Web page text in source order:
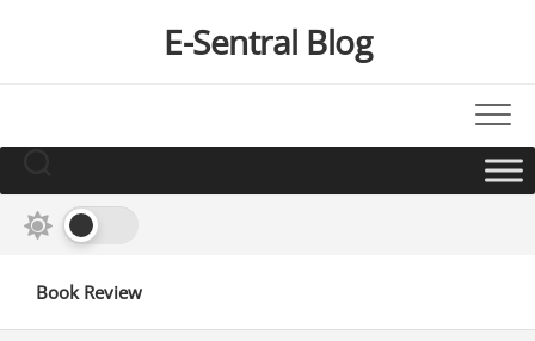
E-Sentral Blog
Book Review